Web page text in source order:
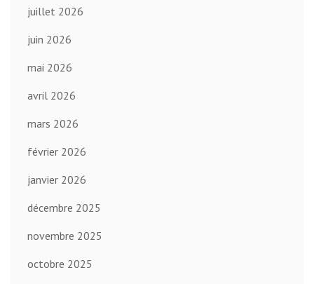
juillet 2026
juin 2026
mai 2026
avril 2026
mars 2026
février 2026
janvier 2026
décembre 2025
novembre 2025
octobre 2025